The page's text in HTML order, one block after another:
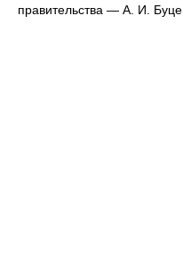
правительства — А. И.